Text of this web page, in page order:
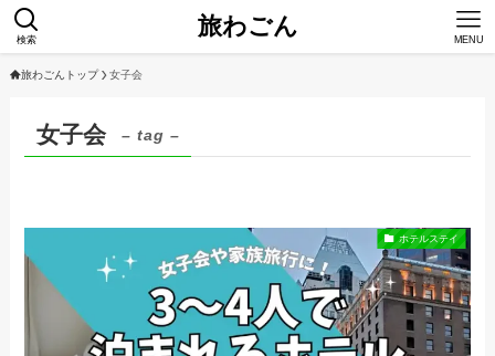
旅わごん
検索 MENU
旅わごんトップ 女子会
女子会 – tag –
ホテルステイ